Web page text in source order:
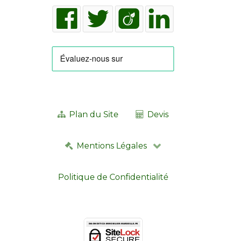
Plan du Site Devis
Mentions Légales
Politique de Confidentialité